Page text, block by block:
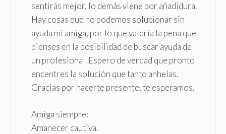
sentirás mejor, lo demás viene por añadidura.
Hay cosas que no podemos solucionar sin
ayuda mi amiga, por lo que valdría la pena que
pienses en la posibilidad de buscar ayuda de
un profesional. Espero de verdad que pronto
encentres la solución que tanto anhelas.
Gracias por hacerte presente, te esperamos.
Amiga siempre:
Amanecer cautiva.